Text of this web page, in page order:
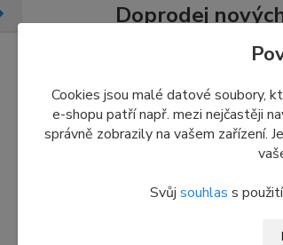
Doprodej
poslední
Z tohoto důvodu nám
pouze to, co je
Specifikace
Cookies jsou malé datové soubory,
e-shopu patří např. mezi nejčastěji
správně zobrazily na vašem zařízení.
Svůj souhlas s